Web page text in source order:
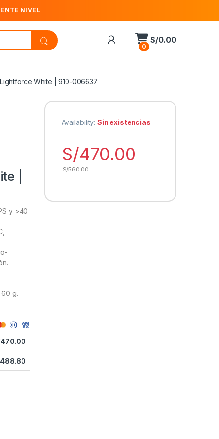
NIVEL
0
S/0.00
White | 910-006637
|
y >40
60 g.
470.00
488.80
Availability:Sin existencias
S/470.00
S/560.00